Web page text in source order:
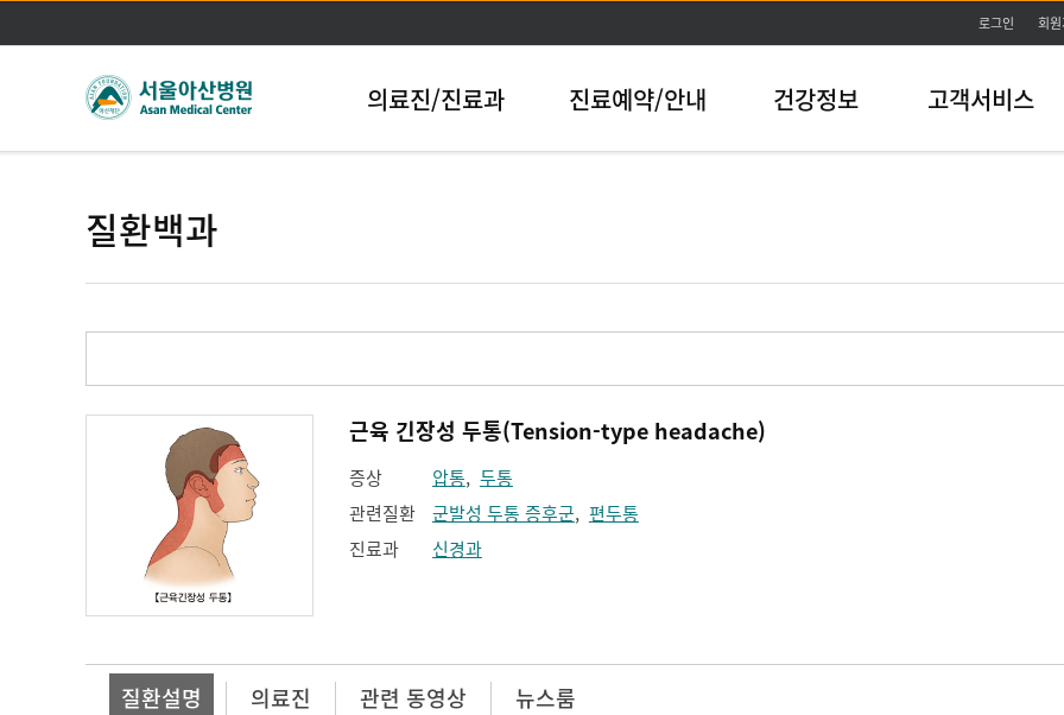
본문바로가기
로그인 회
의료진/진료과 진료예약/안내 건강정보 고객서비스
질환백과
근육 긴장성 두통(Tension-type headache)
증상 압통, 두통
관련질환
군발성 두통 증후군, 편두통
진료과
신경과
질환설명 의료진 관련 동영상 뉴스룸